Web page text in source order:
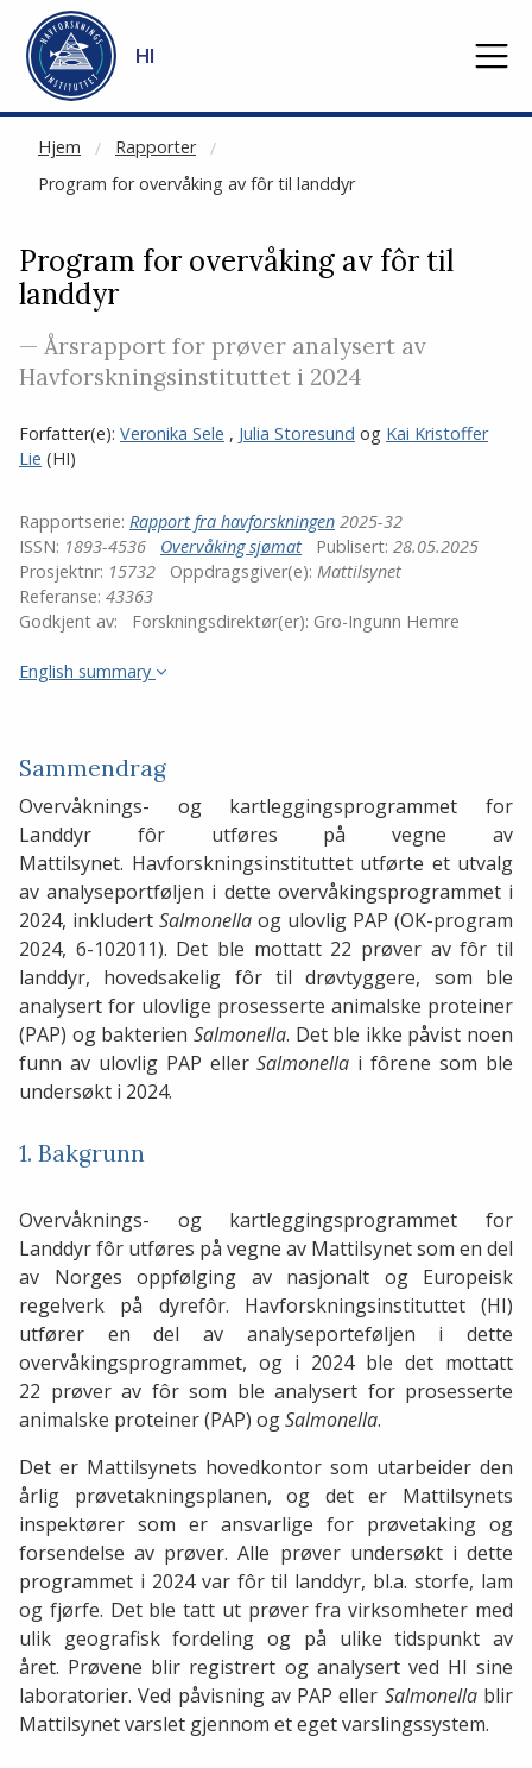
Gå til hovedinnhold
HI
Hjem
Rapporter
Program for overvåking av fôr til landdyr
NOT CACHED
Program for overvåking av fôr til
landdyr
— Årsrapport for prøver analysert av
Havforskningsinstituttet i 2024
Forfatter(e): Veronika Sele , Julia Storesund og Kai Kristoffer
Lie (HI)
Rapportserie: Rapport fra havforskningen 2025-32
ISSN: 1893-4536 Overvåking sjømat Publisert: 28.05.2025
Prosjektnr: 15732 Oppdragsgiver(e): Mattilsynet
Referanse: 43363
Godkjent av:
Forskningsdirektør(er): Gro-Ingunn Hemre
English summary
Sammendrag
Overvåknings- og kartleggingsprogrammet for
Landdyr fôr utføres på vegne av
Mattilsynet. Havforskningsinstituttet utførte et utvalg
av analyseportføljen i dette overvåkingsprogrammet i
2024, inkludert Salmonella og ulovlig PAP (OK-program
2024, 6-102011). Det ble mottatt 22 prøver av fôr til
landdyr, hovedsakelig fôr til drøvtyggere, som ble
analysert for ulovlige prosesserte animalske proteiner
(PAP) og bakterien Salmonella. Det ble ikke påvist noen
funn av ulovlig PAP ellerSalmonella i fôrene som ble
undersøkt i 2024.
1. Bakgrunn
Overvåknings- og kartleggingsprogrammet for
Landdyr fôr utføres på vegne av Mattilsynet som en del
av Norges oppfølging av nasjonalt og Europeisk
regelverk på dyrefôr. Havforskningsinstituttet (HI)
utfører en del av analyseporteføljen i dette
overvåkingsprogrammet, og i 2024 ble det mottatt
22 prøver av fôr som ble analysert for prosesserte
animalske proteiner (PAP) ogSalmonella.
Det er Mattilsynets hovedkontor som utarbeider den
årlig prøvetakningsplanen, og det er Mattilsynets
inspektører som er ansvarlige for prøvetaking og
forsendelse av prøver. Alle prøver undersøkt i dette
programmet i 2024 var fôr til landdyr, bl.a. storfe, lam
og fjørfe. Det ble tatt ut prøver fra virksomheter med
ulik geografisk fordeling og på ulike tidspunkt av
året. Prøvene blir registrert og analysert ved HI sine
laboratorier. Ved påvisning av PAP eller Salmonellablir
Mattilsynet varslet gjennom et eget varslingssystem.